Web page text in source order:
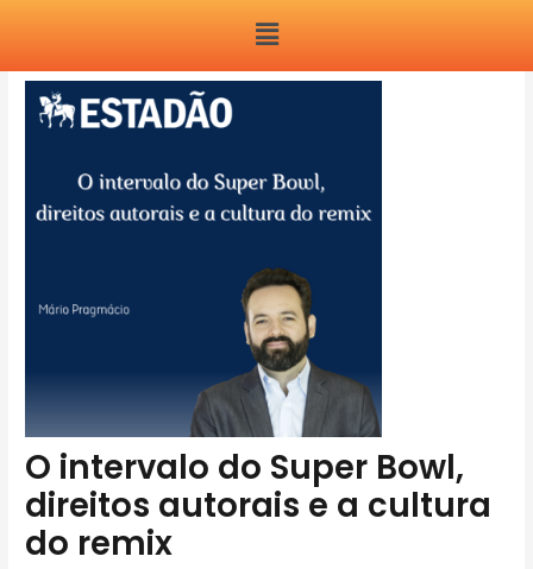
o
conteúdo
O intervalo do Super Bowl,
direitos autorais e a cultura
do remix
navigation
Menu